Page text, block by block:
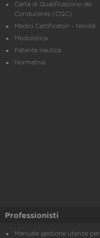
Carta di Qualificazione del
Conducente (CQC)
Medici Certificatori - Novità
Modulistica
Patente nautica
Normativa
Professionisti
Manuale gestione utenze per